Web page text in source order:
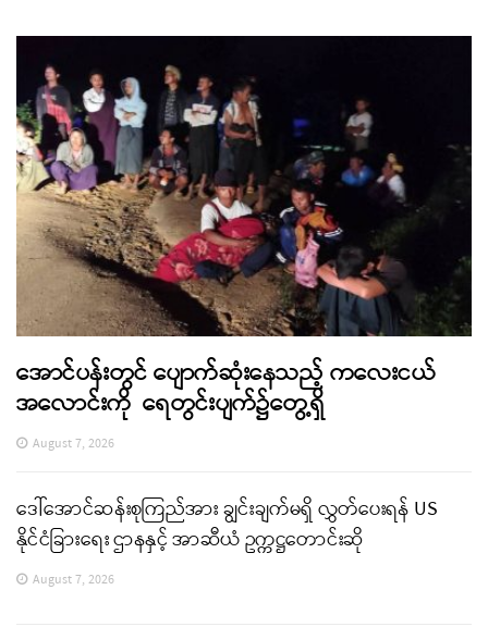
အောင်ပန်းတွင် ပျောက်ဆုံးနေသည့် ကလေးငယ်
အလောင်းကို ရေတွင်းပျက်၌တွေ့ရှိ
August 7, 2026
ဒေါ်အောင်ဆန်းစုကြည်အား ချွင်းချက်မရှိ လွှတ်ပေးရန် US
နိုင်ငံခြားရေး ဌာနနှင့် အာဆီယံ ဥက္ကဋ္ဌတောင်းဆို
August 7, 2026